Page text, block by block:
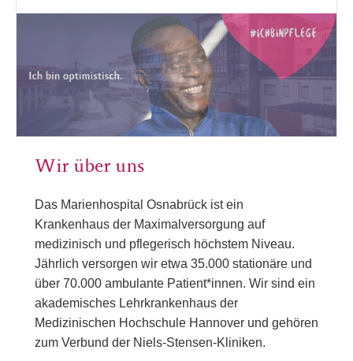
Wir über uns
Das Marienhospital Osnabrück ist ein
Krankenhaus der Maximalversorgung auf
medizinisch und pflegerisch höchstem Niveau.
Jährlich versorgen wir etwa 35.000 stationäre und
über 70.000 ambulante Patient*innen. Wir sind ein
akademisches Lehrkrankenhaus der
Medizinischen Hochschule Hannover und gehören
zum Verbund der Niels-Stensen-Kliniken.